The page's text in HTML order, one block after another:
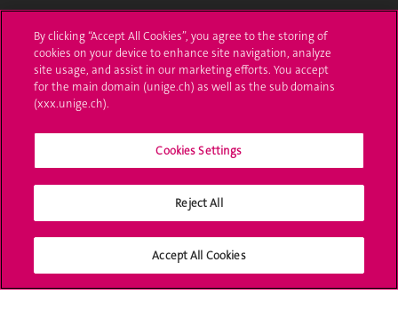
UNIGE Mobile
Médias
Offres d'emploi
Bibliothèque
Calendrier académique
Accréditation
By clicking “Accept All Cookies”, you agree to the storing of
cookies on your device to enhance site navigation, analyze
site usage, and assist in our marketing efforts. You accept
for the main domain (unige.ch) as well as the sub domains
(xxx.unige.ch).
Cookies Settings
Reject All
Accept All Cookies